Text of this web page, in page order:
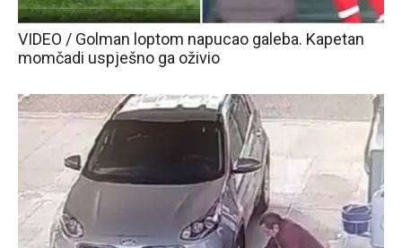
VIDEO / Golman loptom napucao galeba. Kapetan
momčadi uspješno ga oživio